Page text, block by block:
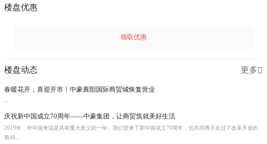
楼盘优惠
领取优惠
楼盘动态 更多
春暖花开，喜迎开市！中豪襄阳国际商贸城恢复营业
...
庆祝新中国成立70周年——中豪集团，让商贸筑就美好生活
2019年，对中国来说是具有重大意义的一年。我们迎来了新中国成立70周年，也共同携手走过了改革开放的
第40...